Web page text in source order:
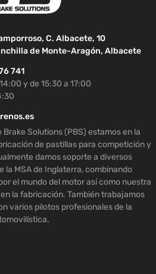
C. Albacete, 10
de Monte-Aragón, Albacete
741
y de 15:30 a 17:00
Brake Solutions (PBS) estamos en la
de pastillas para competición y
damos soporte a diversos
la MSA de Inglaterra, combinando
el mundo del motor así como nuestra
la fabricación. También trabajamos
varios pilotos profesionales de la